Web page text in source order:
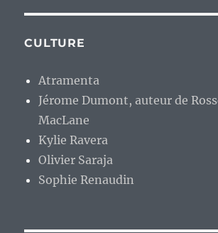
CULTURE
Atramenta
Jérome Dumont, auteur de
MacLane
Kylie Ravera
Olivier Saraja
Sophie Renaudin